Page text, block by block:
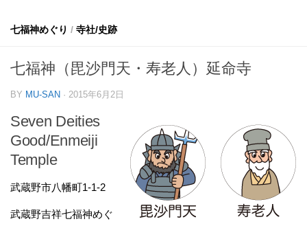
寺社/史跡
文化/イベント
むさしーのTOPに戻る
七福神めぐり / 寺社/史跡
七福神（毘沙門天・寿老人）延命寺
BY MU-SAN · 2015年6月2日
Seven Deities
Good/Enmeiji
Temple
武蔵野市八幡町1-1-2
武蔵野吉祥七福神めぐ